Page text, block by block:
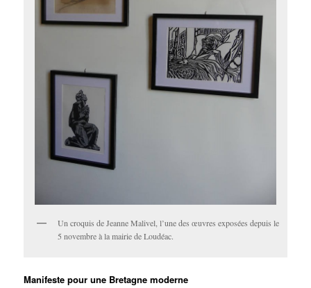
Un croquis de Jeanne Malivel, l’une des œuvres exposées depuis le
5 novembre à la mairie de Loudéac.
Manifeste pour une Bretagne moderne